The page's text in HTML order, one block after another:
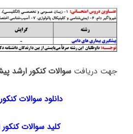
جهت دریافت سوالات کنکور ارشد
دانلود سوالات کنکور
کلید سوالات کنکور